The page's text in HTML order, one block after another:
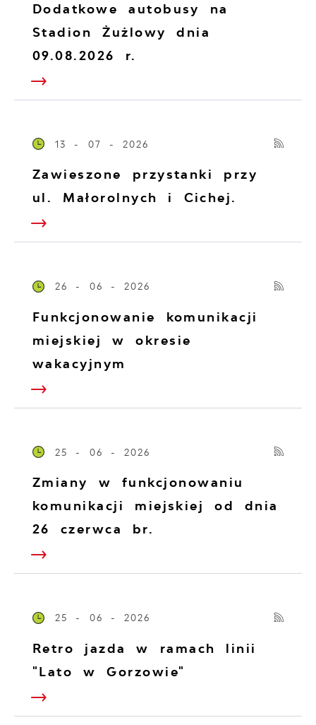
Dodatkowe autobusy na
Stadion Żużlowy dnia
09.08.2026 r.
13 - 07 - 2026
Zawieszone przystanki przy
ul. Małorolnych i Cichej.
26 - 06 - 2026
Funkcjonowanie komunikacji
miejskiej w okresie
wakacyjnym
25 - 06 - 2026
Zmiany w funkcjonowaniu
komunikacji miejskiej od dnia
26 czerwca br.
25 - 06 - 2026
Retro jazda w ramach linii
"Lato w Gorzowie"